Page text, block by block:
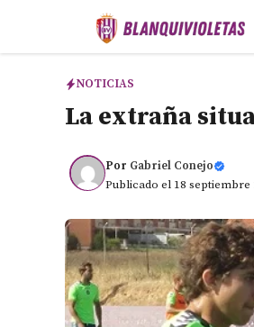
NOTICIAS
La extraña
Por Gabriel Conejo
Publicado el 18 septiembre